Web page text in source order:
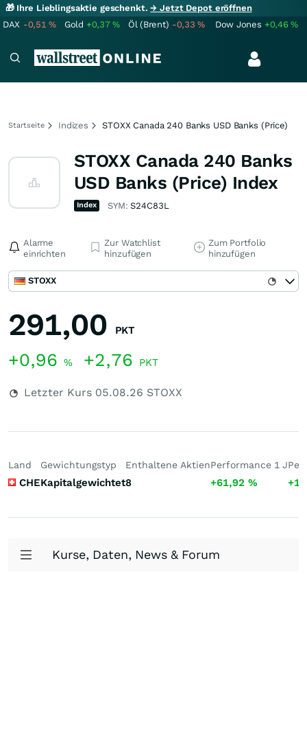
🎁 Ihre Lieblingsaktie geschenkt.→ Jetzt Depot eröffnen
DAX -0,51% Gold +0,37% Öl (Brent) -0,33% Dow Jones +0,46%
Startseite Indizes STOXX Canada 240 Banks USD Banks (Price)
STOXX Canada 240 Banks
USD Banks (Price) Index
Index SYM:S24C83L
Alarme
einrichten
Zur Watchlist
hinzufügen
Zum Portfolio
hinzufügen
STOXX
291,00 PKT
+0,96 % +2,76 PKT
Letzter Kurs 05.08.26 STOXX
Land
CHE
Gewichtungstyp
Kapitalgewichtet
Enthaltene Aktien
8
Performance 1 J
+61,92 %
Kurse, Daten, News & Forum